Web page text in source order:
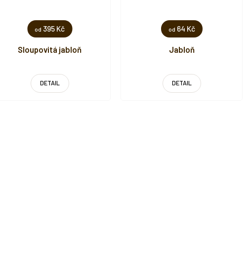
od 395 Kč
Sloupovitá jabloň
DETAIL
od 64 Kč
Jabloň
DETAIL